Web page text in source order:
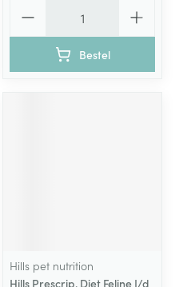
Bestel
Hills pet nutrition
Hills Prescrip. Diet Feline I/d